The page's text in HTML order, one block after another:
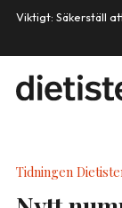
Viktigt: Säkerställ
Tidningen